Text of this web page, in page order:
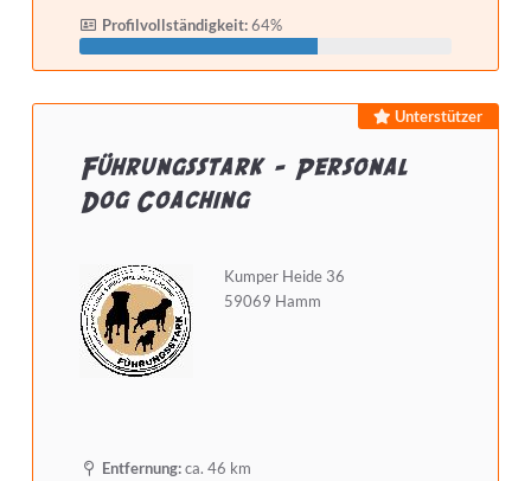
Profilvollständigkeit:64%
Unterstützer
Führungsstark - Personal
Dog Coaching
Kumper Heide 36
59069 Hamm
Entfernung:ca. 46 km